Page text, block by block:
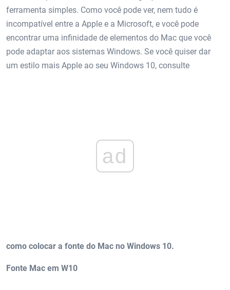
ferramenta simples. Como você pode ver, nem tudo é
incompatível entre a Apple e a Microsoft, e você pode
encontrar uma infinidade de elementos do Mac que você
pode adaptar aos sistemas Windows. Se você quiser dar
um estilo mais Apple ao seu Windows 10, consulte
ad
como colocar a fonte do Mac no Windows 10.
Fonte Mac em W10